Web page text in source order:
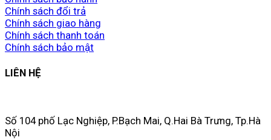
Chính sách đổi trả
Chính sách giao hàng
Chính sách thanh toán
Chính sách bảo mật
LIÊN HỆ
Số 104 phố Lạc Nghiệp, P.Bạch Mai, Q.Hai Bà Trưng, Tp.Hà
Nội